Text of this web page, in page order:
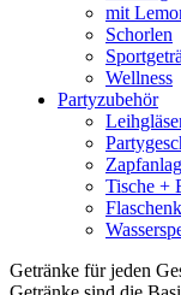
mit
Schorlen
Wellness
Partyzubehör
Tische +
Getränke für jeden